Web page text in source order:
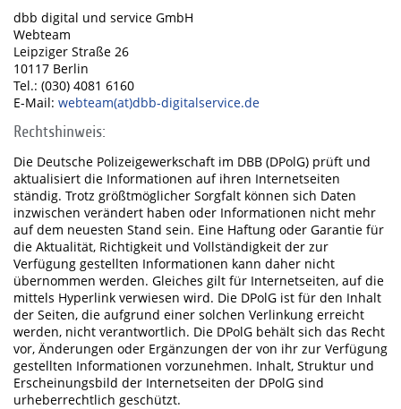
dbb digital und service GmbH
Webteam
Leipziger Straße 26
10117 Berlin
Tel.: (030) 4081 6160
E-Mail: webteam(at)dbb-digitalservice.de
Rechtshinweis:
Die Deutsche Polizeigewerkschaft im DBB (DPolG) prüft und
aktualisiert die Informationen auf ihren Internetseiten
ständig. Trotz größtmöglicher Sorgfalt können sich Daten
inzwischen verändert haben oder Informationen nicht mehr
auf dem neuesten Stand sein. Eine Haftung oder Garantie für
die Aktualität, Richtigkeit und Vollständigkeit der zur
Verfügung gestellten Informationen kann daher nicht
übernommen werden. Gleiches gilt für Internetseiten, auf die
mittels Hyperlink verwiesen wird. Die DPolG ist für den Inhalt
der Seiten, die aufgrund einer solchen Verlinkung erreicht
werden, nicht verantwortlich. Die DPolG behält sich das Recht
vor, Änderungen oder Ergänzungen der von ihr zur Verfügung
gestellten Informationen vorzunehmen. Inhalt, Struktur und
Erscheinungsbild der Internetseiten der DPolG sind
urheberrechtlich geschützt.